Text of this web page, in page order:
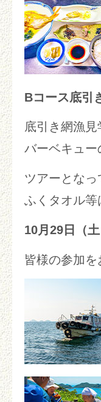
Bコース底引
底引き網漁
バーベキュー
ツアーとな
ふくタオル等
10月29日（
皆様の参加